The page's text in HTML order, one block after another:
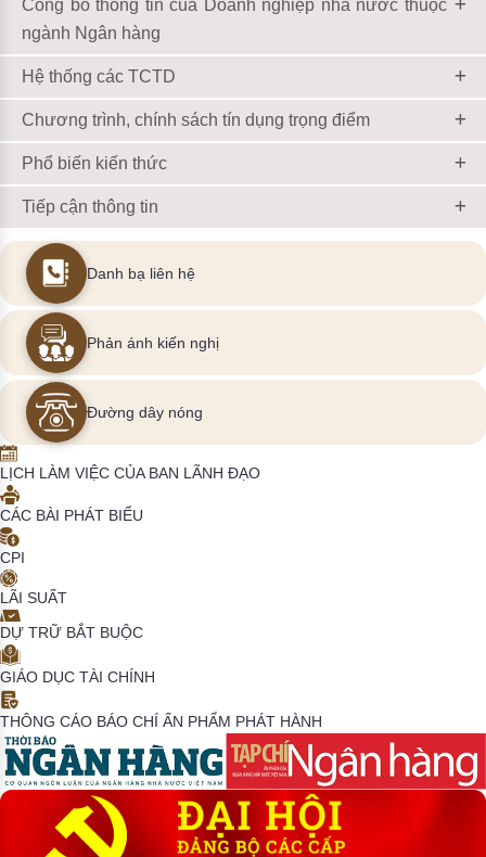
Công bố thông tin của Doanh nghiệp nhà nước thuộc
ngành Ngân hàng
Hệ thống các TCTD
Chương trình, chính sách tín dụng trọng điểm
Phổ biến kiến thức
Tiếp cận thông tin
Danh bạ liên hệ
Phản ánh kiến nghị
Đường dây nóng
LỊCH LÀM VIỆC CỦA BAN LÃNH ĐẠO
CÁC BÀI PHÁT BIỂU
CPI
LÃI SUẤT
DỰ TRỮ BẮT BUỘC
GIÁO DỤC TÀI CHÍNH
THÔNG CÁO BÁO CHÍ ẤN PHẨM PHÁT HÀNH